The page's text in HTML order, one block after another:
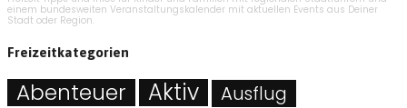
einem bundesweiten Veranstaltungskalender mit aktuellen Events aus Deiner
Stadt oder Region.
Freizeitkategorien
Abenteuer Aktiv Ausflug